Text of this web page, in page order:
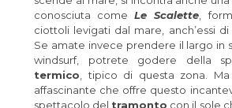
conosciuta comeLe Scalette,
ciottoli levigati dal mare, anch’essi
Se amate invece prendere il largo in
windsurf, potrete godere della
termico, tipico di questa zona. Ma
affascinante che offre questo
spettacolo del tramonto con il sole